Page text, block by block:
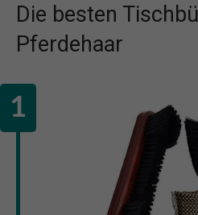
Die besten
Pferdehaar